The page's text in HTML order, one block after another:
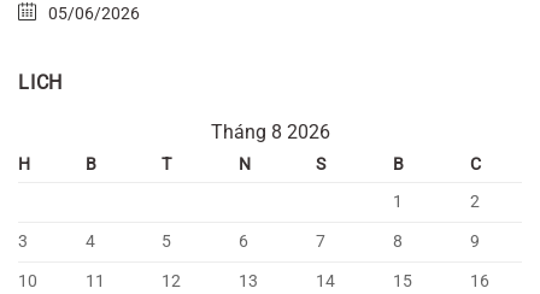
05/06/2026
LICH
Tháng 8 2026
H B T N S B
C
1
2
3
4 5 6 7 8
9
10
11 12 13 14 15
16